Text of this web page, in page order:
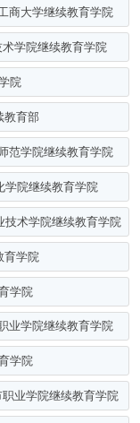
商大学继续教育学院
学院继续教育学院
院
教育部
范学院继续教育学院
学院继续教育学院
技术学院继续教育学院
育学院
学院
业学院继续教育学院
学院
业学院继续教育学院